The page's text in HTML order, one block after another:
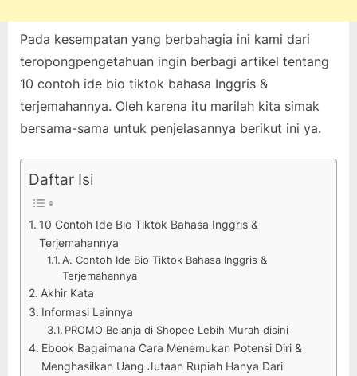
Pada kesempatan yang berbahagia ini kami dari
teropongpengetahuan ingin berbagi artikel tentang
10 contoh ide bio tiktok bahasa Inggris &
terjemahannya. Oleh karena itu marilah kita simak
bersama-sama untuk penjelasannya berikut ini ya.
Daftar Isi
10 Contoh Ide Bio Tiktok Bahasa Inggris &
Terjemahannya
A. Contoh Ide Bio Tiktok Bahasa Inggris &
Terjemahannya
Akhir Kata
Informasi Lainnya
PROMO Belanja di Shopee Lebih Murah disini
Ebook Bagaimana Cara Menemukan Potensi Diri &
Menghasilkan Uang Jutaan Rupiah Hanya Dari